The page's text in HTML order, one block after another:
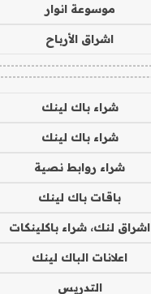
موسوعة انوار
اشراق الأرباح
شراء باك لينك
شراء باك لينك
شراء روابط نصية
باقات باك لينك
اشراق لنك، شراء باكلينكات
اعلانات الباك لينك
التدريس